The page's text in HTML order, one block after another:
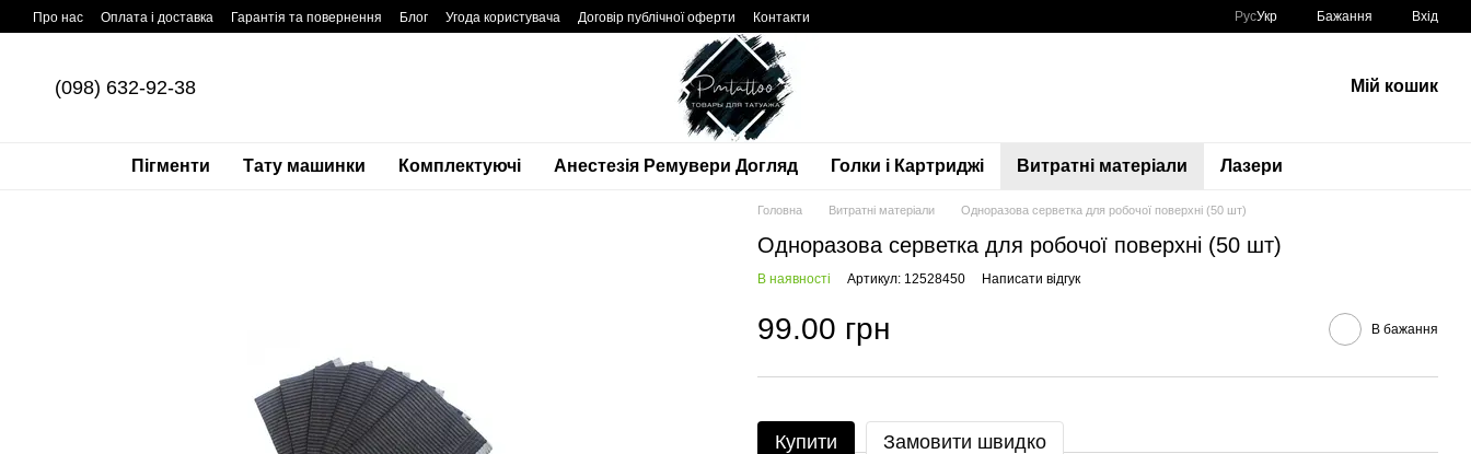
Перейти до основного контенту
Про нас Оплата і доставка Гарантія та повернення Блог Угода користувача Договір публічної оферти Контакти РусУкр Бажання Вхід
(098) 632-92-38 Мій кошик
Пігменти Тату машинки Комплектуючі Анестезія Ремувери Догляд Голки і Картриджі Витратні матеріали Лазери
Головна Витратні матеріали Одноразова серветка для робочої поверхні (50 шт)
Одноразова серветка для робочої поверхні (50 шт)
В наявності Артикул: 12528450 Написати відгук
99.00 грн В бажання
Купити Замовити швидко